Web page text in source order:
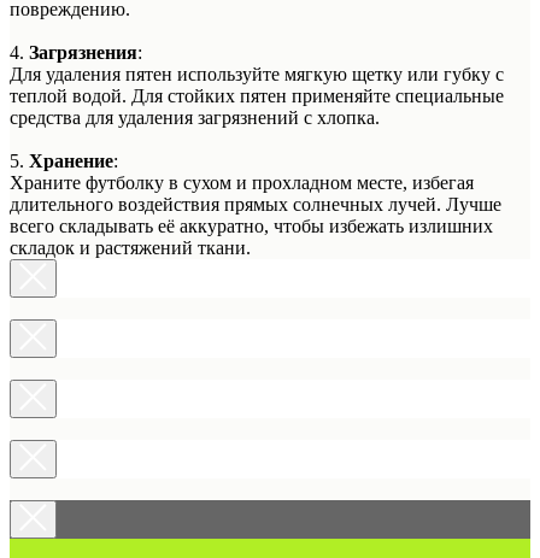
повреждению.
4. Загрязнения:
Для удаления пятен используйте мягкую щетку или губку с
теплой водой. Для стойких пятен применяйте специальные
средства для удаления загрязнений с хлопка.
5. Хранение:
Храните футболку в сухом и прохладном месте, избегая
длительного воздействия прямых солнечных лучей. Лучше
всего складывать её аккуратно, чтобы избежать излишних
складок и растяжений ткани.